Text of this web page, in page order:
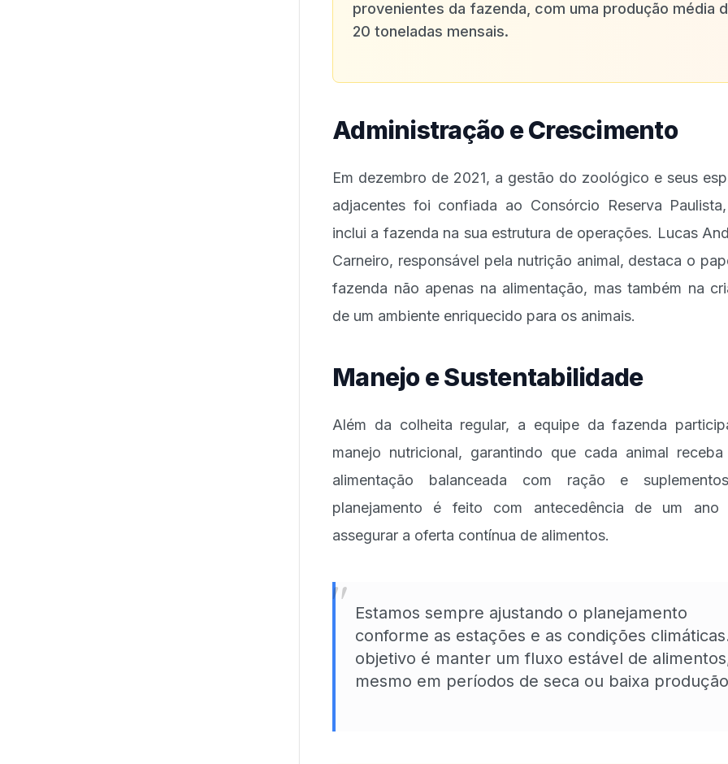
provenientes da fazenda, com uma produção média
20 toneladas mensais.
Administração e Crescimento
Em dezembro de 2021, a gestão do zoológico e seus
adjacentes foi confiada ao Consórcio Reserva
inclui a fazenda na sua estrutura de operações. Lucas
Carneiro, responsável pela nutrição animal, destaca o
fazenda não apenas na alimentação, mas também na
de um ambiente enriquecido para os animais.
Manejo e Sustentabilidade
Além da colheita regular, a equipe da fazenda
manejo nutricional, garantindo que cada animal receba
alimentação balanceada com ração e
planejamento é feito com antecedência de um ano
assegurar a oferta contínua de alimentos.
" Estamos sempre ajustando o planejamento
conforme as estações e as condições
objetivo é manter um fluxo estável de
mesmo em períodos de seca ou baixa